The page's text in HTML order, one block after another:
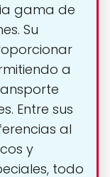
gama de
Su
a
Entre sus
al
y
todo